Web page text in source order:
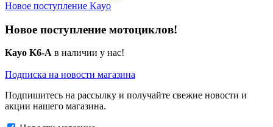
Новое поступление Kayo
Новое поступление мотоциклов!
Kayo K6-A в наличии у нас!
Подписка на новости магазина
Подпишитесь на рассылку и получайте свежие новости и
акции нашего магазина.